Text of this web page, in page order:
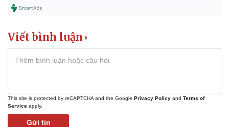
Viết bình luận
This site is protected by reCAPTCHA and the Google Privacy Policy and Terms of
Service apply.
Gửi tin